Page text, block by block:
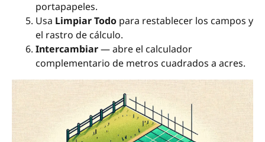
portapapeles.
Usa Limpiar Todo para restablecer los campos y
el rastro de cálculo.
Intercambiar— abre el calculador
complementario de metros cuadrados a acres.